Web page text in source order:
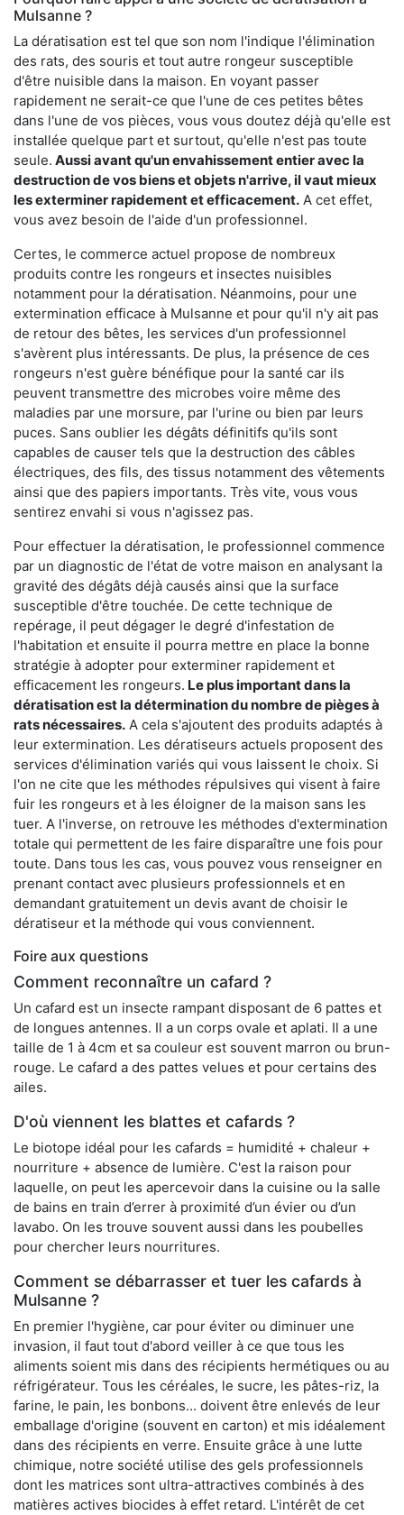
Mulsanne ?
La dératisation est tel que son nom l'indique l'élimination
des rats, des souris et tout autre rongeur susceptible
d'être nuisible dans la maison. En voyant passer
rapidement ne serait-ce que l'une de ces petites bêtes
dans l'une de vos pièces, vous vous doutez déjà qu'elle est
installée quelque part et surtout, qu'elle n'est pas toute
seule. Aussi avant qu'un envahissement entier avec la
destruction de vos biens et objets n'arrive, il vaut mieux
les exterminer rapidement et efficacement. A cet effet,
vous avez besoin de l'aide d'un professionnel.
Certes, le commerce actuel propose de nombreux
produits contre les rongeurs et insectes nuisibles
notamment pour la dératisation. Néanmoins, pour une
extermination efficace à Mulsanne et pour qu'il n'y ait pas
de retour des bêtes, les services d'un professionnel
s'avèrent plus intéressants. De plus, la présence de ces
rongeurs n'est guère bénéfique pour la santé car ils
peuvent transmettre des microbes voire même des
maladies par une morsure, par l'urine ou bien par leurs
puces. Sans oublier les dégâts définitifs qu'ils sont
capables de causer tels que la destruction des câbles
électriques, des fils, des tissus notamment des vêtements
ainsi que des papiers importants. Très vite, vous vous
sentirez envahi si vous n'agissez pas.
Pour effectuer la dératisation, le professionnel commence
par un diagnostic de l'état de votre maison en analysant la
gravité des dégâts déjà causés ainsi que la surface
susceptible d'être touchée. De cette technique de
repérage, il peut dégager le degré d'infestation de
l'habitation et ensuite il pourra mettre en place la bonne
stratégie à adopter pour exterminer rapidement et
efficacement les rongeurs. Le plus important dans la
dératisation est la détermination du nombre de pièges à
rats nécessaires. A cela s'ajoutent des produits adaptés à
leur extermination. Les dératiseurs actuels proposent des
services d'élimination variés qui vous laissent le choix. Si
l'on ne cite que les méthodes répulsives qui visent à faire
fuir les rongeurs et à les éloigner de la maison sans les
tuer. A l'inverse, on retrouve les méthodes d'extermination
totale qui permettent de les faire disparaître une fois pour
toute. Dans tous les cas, vous pouvez vous renseigner en
prenant contact avec plusieurs professionnels et en
demandant gratuitement un devis avant de choisir le
dératiseur et la méthode qui vous conviennent.
Foire aux questions
Comment reconnaître un cafard ?
Un cafard est un insecte rampant disposant de 6 pattes et
de longues antennes. Il a un corps ovale et aplati. Il a une
taille de 1 à 4cm et sa couleur est souvent marron ou brun-
rouge. Le cafard a des pattes velues et pour certains des
ailes.
D'où viennent les blattes et cafards ?
Le biotope idéal pour les cafards = humidité + chaleur +
nourriture + absence de lumière. C'est la raison pour
laquelle, on peut les apercevoir dans la cuisine ou la salle
de bains en train d’errer à proximité d’un évier ou d’un
lavabo. On les trouve souvent aussi dans les poubelles
pour chercher leurs nourritures.
Comment se débarrasser et tuer les cafards à
Mulsanne ?
En premier l'hygiène, car pour éviter ou diminuer une
invasion, il faut tout d'abord veiller à ce que tous les
aliments soient mis dans des récipients hermétiques ou au
réfrigérateur. Tous les céréales, le sucre, les pâtes-riz, la
farine, le pain, les bonbons... doivent être enlevés de leur
emballage d'origine (souvent en carton) et mis idéalement
dans des récipients en verre. Ensuite grâce à une lutte
chimique, notre société utilise des gels professionnels
dont les matrices sont ultra-attractives combinés à des
matières actives biocides à effet retard. L'intérêt de cet